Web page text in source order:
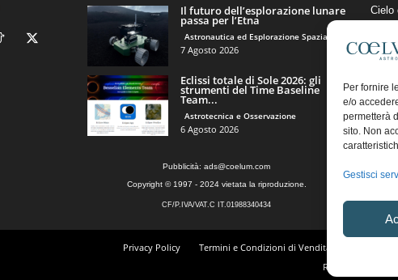
Per fornire
e/o
permetterà
sito. Non
Gestisci
Il futuro dell’esplorazione lunare
passa per l’Etna
Astronautica ed Esplorazione Spaziale
7 Agosto 2026
Eclissi totale di Sole 2026: gli
strumenti del Time Baseline
Team...
Astrotecnica e Osservazione
6 Agosto 2026
Cielo
Il
Pubblicità: ads@coelum.com
Copyright © 1997 - 2024 vietata la riproduzione.
CF/P.IVA/VAT.C IT.01988340434
Privacy Policy Termini e Condizioni di Vendita
Regolamento